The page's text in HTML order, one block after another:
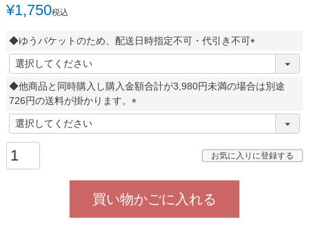
¥1,750税込
◆ゆうパケットのため、配送日時指定不可・代引き不可
必
須
◆他商品と同時購入し購入金額合計が3,980円未満の場合は別途
726円の送料が掛かります。
必
お気に入りに登録する
買い物かごに入れる